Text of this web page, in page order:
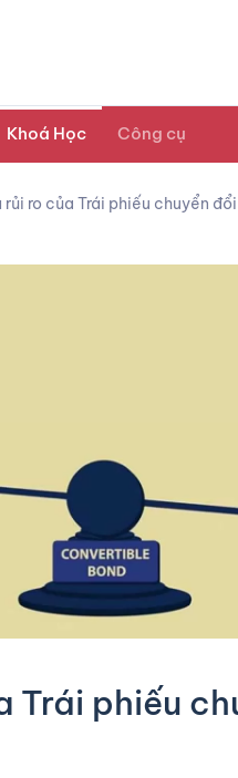
Khoá Học Công cụ
rủi ro của Trái phiếu chuyển
Trái phiếu